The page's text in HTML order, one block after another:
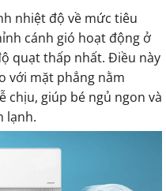
nhiệt độ về mức tiêu
cánh gió hoạt động ở
quạt thấp nhất. Điều này
với mặt phẳng nằm
chịu, giúp bé ngủ ngon và
lạnh.